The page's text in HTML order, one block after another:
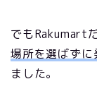
でもRakumart
場所を選ばずに
ました。